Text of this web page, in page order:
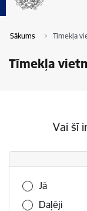
Sākums Tīmekļa
Tīmekļa
Vai šī
Vai šī
Jā
Daļēji